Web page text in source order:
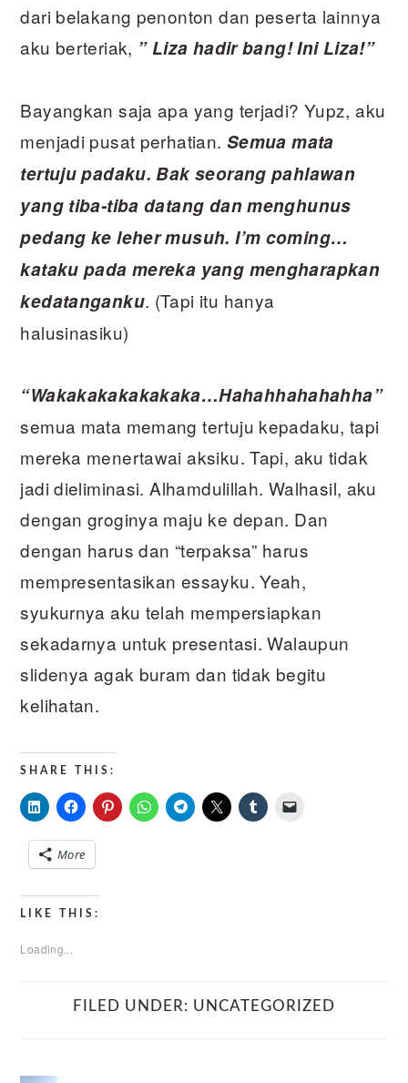
dari belakang penonton dan peserta lainnya
aku berteriak, ” Liza hadir bang! Ini Liza!”
Bayangkan saja apa yang terjadi? Yupz, aku
menjadi pusat perhatian. Semua mata
tertuju padaku. Bak seorang pahlawan
yang tiba-tiba datang dan menghunus
pedang ke leher musuh. I’m coming…
kataku pada mereka yang mengharapkan
kedatanganku. (Tapi itu hanya
halusinasiku)
“Wakakakakakakaka…Hahahhahahahha”
semua mata memang tertuju kepadaku, tapi
mereka menertawai aksiku. Tapi, aku tidak
jadi dieliminasi. Alhamdulillah. Walhasil, aku
dengan groginya maju ke depan. Dan
dengan harus dan “terpaksa” harus
mempresentasikan essayku. Yeah,
syukurnya aku telah mempersiapkan
sekadarnya untuk presentasi. Walaupun
slidenya agak buram dan tidak begitu
kelihatan.
SHARE THIS:
More
LIKE THIS:
Loading...
FILED UNDER: UNCATEGORIZED